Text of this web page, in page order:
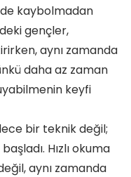
kaybolmadan
gençler,
aynı zamanda
daha az zaman
keyfi
bir teknik değil;
Hızlı okuma
aynı zamanda